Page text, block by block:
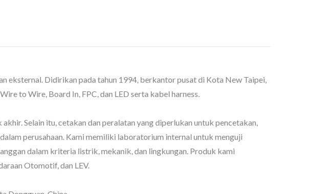
eksternal. Didirikan pada tahun 1994, berkantor pusat di Kota New Taipei,
to Wire, Board In, FPC, dan LED serta kabel harness.
Selain itu, cetakan dan peralatan yang diperlukan untuk pencetakan,
perusahaan. Kami memiliki laboratorium internal untuk menguji
dalam kriteria listrik, mekanik, dan lingkungan. Produk kami
Otomotif, dan LEV.